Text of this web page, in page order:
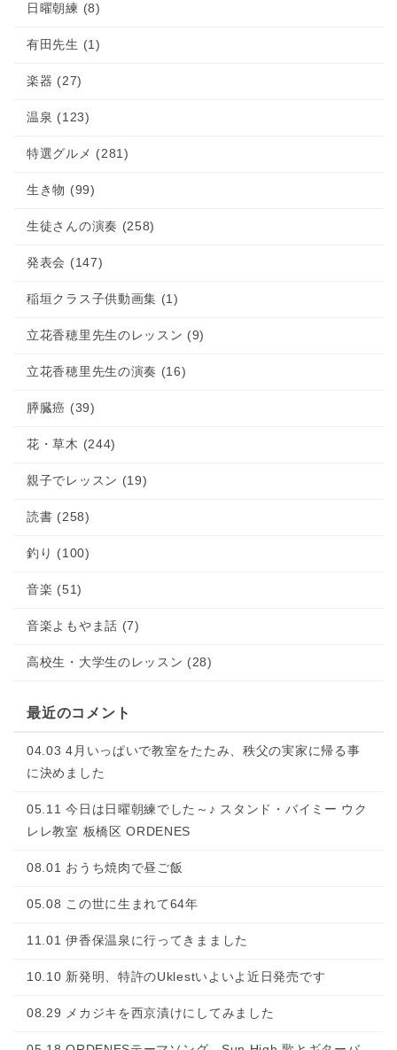
日曜朝練 (8)
有田先生 (1)
楽器 (27)
温泉 (123)
特選グルメ (281)
生き物 (99)
生徒さんの演奏 (258)
発表会 (147)
稲垣クラス子供動画集 (1)
立花香穂里先生のレッスン (9)
立花香穂里先生の演奏 (16)
膵臓癌 (39)
花・草木 (244)
親子でレッスン (19)
読書 (258)
釣り (100)
音楽 (51)
音楽よもやま話 (7)
高校生・大学生のレッスン (28)
最近のコメント
04.03 4月いっぱいで教室をたたみ、秩父の実家に帰る事
に決めました
05.11 今日は日曜朝練でした～♪ スタンド・バイミー ウク
レレ教室 板橋区 ORDENES
08.01 おうち焼肉で昼ご飯
05.08 この世に生まれて64年
11.01 伊香保温泉に行ってきまました
10.10 新発明、特許のUklestいよいよ近日発売です
08.29 メカジキを西京漬けにしてみました